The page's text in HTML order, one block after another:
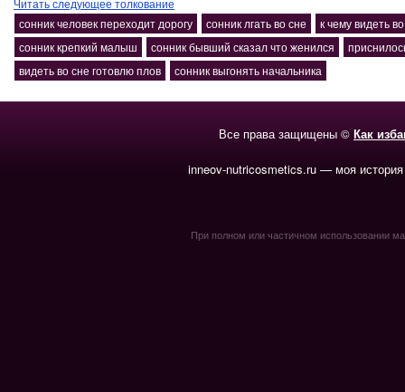
Читать следующее толкование
сонник человек переходит дорогу
сонник лгать во сне
к чему видеть
сонник крепкий малыш
сонник бывший сказал что женился
видеть во сне готовлю плов
сонник выгонять начальника
Все права защищены © Как
inneov-nutricosmetics.ru — моя
При полном или частичном использовании